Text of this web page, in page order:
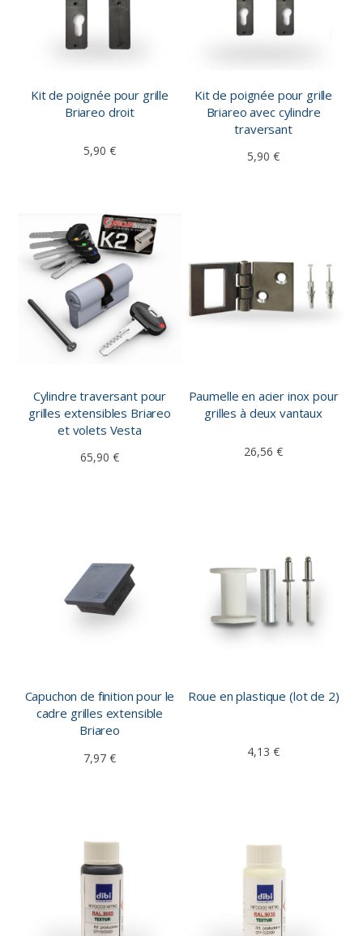
Kit de poignée pour grille
Briareo droit
5,90 €
Kit de poignée pour grille
Briareo avec cylindre
traversant
5,90 €
Cylindre traversant pour
grilles extensibles Briareo
et volets Vesta
65,90 €
Paumelle en acier inox pour
grilles à deux vantaux
26,56 €
Capuchon de finition pour le
cadre grilles extensible
Briareo
7,97 €
Roue en plastique (lot de 2)
4,13 €